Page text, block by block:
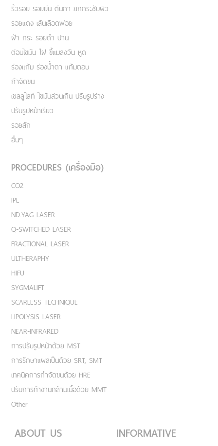
ริ้วรอย รอยย่น ตีนกา ยกกระชับผิว
รอยแดง เส้นเลือดฟอย
ฝ้า กระ รอยดำ ปาน
ต่อมไขมัน ไฝ ขี้แมลงวัน หูด
ร่องแก้ม ร่องน้ำตา แก้มตอบ
กำจัดขน
เชลลูไลท์ ไขมันส่วนเกิน ปรับรูปร่าง
ปรับรูปหน้าเรียว
รอยสัก
อื่นๆ
PROCEDURES (เครื่องมือ)
CO2
IPL
ND:YAG LASER
Q-SWITCHED LASER
FRACTIONAL LASER
ULTHERAPHY
HIFU
SYGMALIFT
SCARLESS TECHNIQUE
LIPOLYSIS LASER
NEAR-INFRARED
การปรับรูปหน้าด้วย MST
การรักษาแผลเป็นด้วย SRT, SMT
เทคนิคการกำจัดขนด้วย HRE
ปรับการทำงานกล้ามเนื้อด้วย MMT
Other
ABOUT US INFORMATIVE